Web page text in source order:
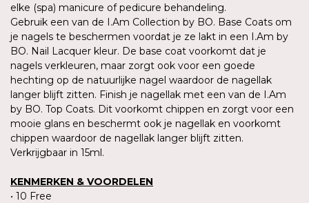
elke (spa) manicure of pedicure behandeling.
Gebruik een van de I.Am Collection by BO. Base Coats om
je nagels te beschermen voordat je ze lakt in een I.Am by
BO. Nail Lacquer kleur. De base coat voorkomt dat je
nagels verkleuren, maar zorgt ook voor een goede
hechting op de natuurlijke nagel waardoor de nagellak
langer blijft zitten. Finish je nagellak met een van de I.Am
by BO. Top Coats. Dit voorkomt chippen en zorgt voor een
mooie glans en beschermt ook je nagellak en voorkomt
chippen waardoor de nagellak langer blijft zitten.
Verkrijgbaar in 15ml.
KENMERKEN & VOORDELEN
• 10 Free